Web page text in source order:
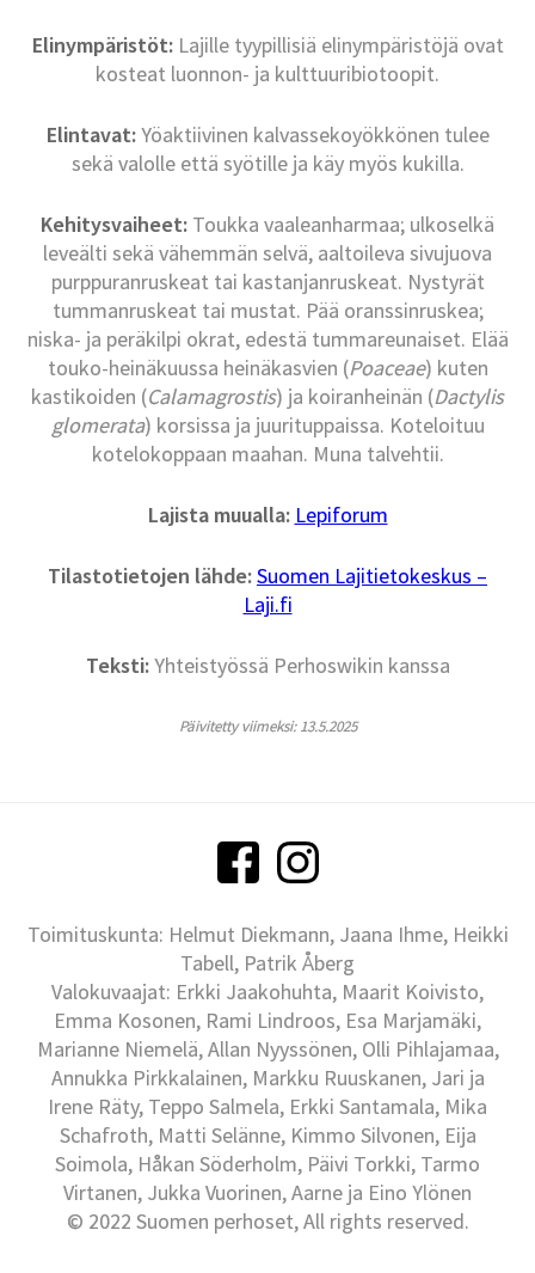
Elinympäristöt:Lajille tyypillisiä elinympäristöjä ovat
kosteat luonnon- ja kulttuuribiotoopit.
Elintavat:Yöaktiivinen kalvassekoyökkönen tulee
sekä valolle että syötille ja käy myös kukilla.
Kehitysvaiheet: Toukka vaaleanharmaa; ulkoselkä
leveälti sekä vähemmän selvä, aaltoileva sivujuova
purppuranruskeat tai kastanjanruskeat. Nystyrät
tummanruskeat tai mustat. Pää oranssinruskea;
niska- ja peräkilpi okrat, edestä tummareunaiset. Elää
touko-heinäkuussa heinäkasvien (Poaceae) kuten
kastikoiden (Calamagrostis) ja koiranheinän (Dactylis
glomerata) korsissa ja juurituppaissa. Koteloituu
kotelokoppaan maahan. Muna talvehtii.
Lajista muualla: Lepiforum
Tilastotietojen lähde:Suomen Lajitietokeskus –
Laji.fi
Teksti:Yhteistyössä Perhoswikin kanssa
Päivitetty viimeksi: 13.5.2025
Toimituskunta: Helmut Diekmann, Jaana Ihme, Heikki
Tabell, Patrik Åberg
Valokuvaajat: Erkki Jaakohuhta, Maarit Koivisto,
Emma Kosonen, Rami Lindroos, Esa Marjamäki,
Marianne Niemelä, Allan Nyyssönen, Olli Pihlajamaa,
Annukka Pirkkalainen, Markku Ruuskanen, Jari ja
Irene Räty, Teppo Salmela, Erkki Santamala, Mika
Schafroth, Matti Selänne, Kimmo Silvonen, Eija
Soimola, Håkan Söderholm, Päivi Torkki, Tarmo
Virtanen, Jukka Vuorinen, Aarne ja Eino Ylönen
© 2022 Suomen perhoset, All rights reserved.